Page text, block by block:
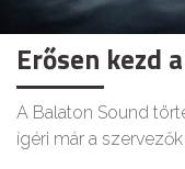
Erősen kezd
A Balaton Sound
ígéri már a